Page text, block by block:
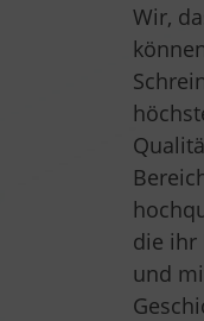
Wir,
die ihr
und